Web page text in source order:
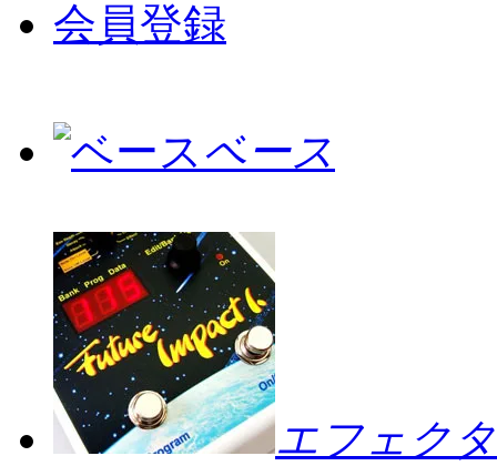
会員登録
ベース
エフェク